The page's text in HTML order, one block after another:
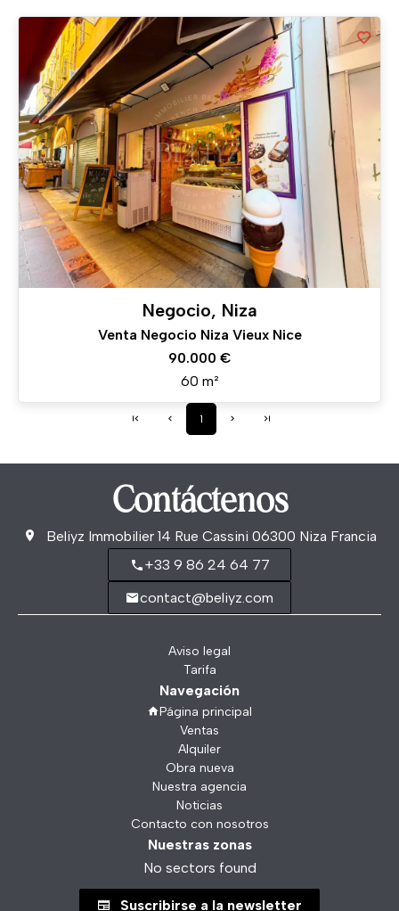
Negocio, Niza
Venta Negocio Niza Vieux Nice
90.000 €
60 m²
1
Contáctenos
Beliyz Immobilier14 Rue Cassini 06300 Niza Francia
+33 9 86 24 64 77
contact@beliyz.com
Aviso legal
Tarifa
Navegación
Página principal
Ventas
Alquiler
Obra nueva
Nuestra agencia
Noticias
Contacto con nosotros
Nuestras zonas
No sectors found
Suscribirse a la newsletter